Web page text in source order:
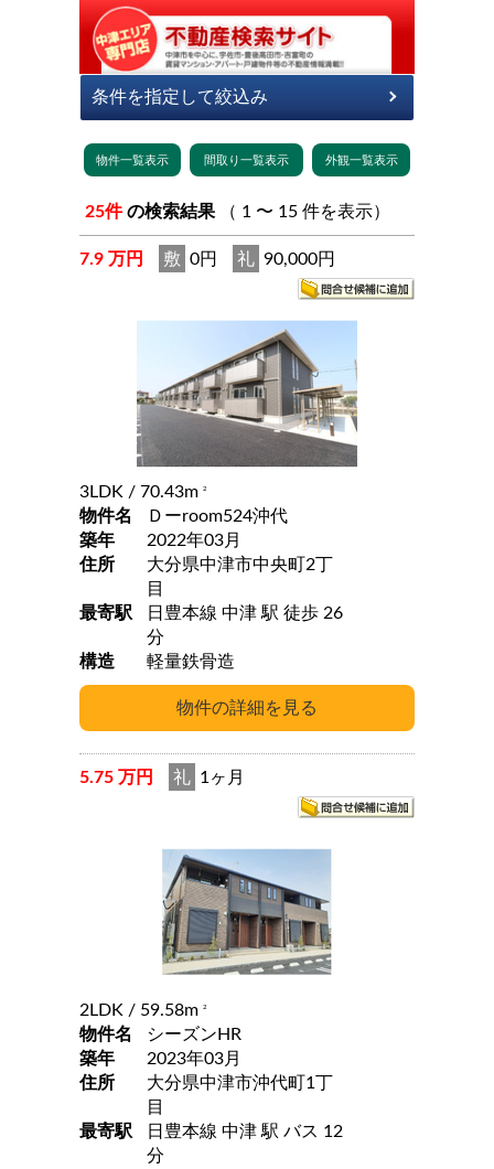
25件 の検索結果 （ 1 〜 15 件を表示）
7.9 万円 敷 0円 礼 90,000円
3LDK / 70.43m 2
物件名
Ｄーroom524沖代
築年
2022年03月
住所
大分県中津市中央町2丁
目
最寄駅
日豊本線 中津 駅 徒歩 26
分
構造
軽量鉄骨造
5.75 万円 礼 1ヶ月
2LDK / 59.58m 2
物件名
シーズンHR
築年
2023年03月
住所
大分県中津市沖代町1丁
目
最寄駅
日豊本線 中津 駅 バス 12
分